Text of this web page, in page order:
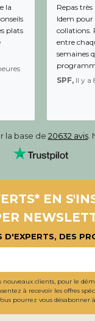
la
plats
Repas
Idem pour
collations.
entre
semaines
SPF, Il y a
la base de 20632 avis.
EN
D'EXPERTS, DES
clients, pour le
à recevoir les offres
pourrez vous désabonner